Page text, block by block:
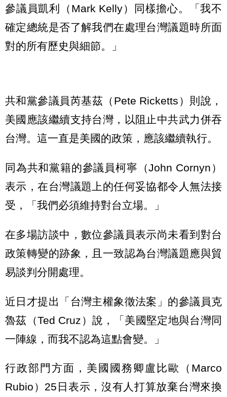
參議員凱利（Mark Kelly）同樣擔心。「我不
確定總統是否了解我們在處理台灣議題時所面
對的所有歷史與細節。」
共和黨參議員芮基茲（Pete Ricketts）則說，
美國應該繼續支持台灣，以阻止中共武力併吞
台灣。這一直是美國的政策，應該繼續執行。
同為共和黨籍的參議員柯寧（John Cornyn）
表示，在台灣議題上的任何妥協都令人無法接
受，「我們必須維持對台立場。」
在多場訪談中，數位參議員表示尚未看到對台
政策轉變的跡象，且一致認為台灣議題應與貿
易談判分開處理。
近日才提出「台灣主權象徵法案」的參議員克
魯茲（Ted Cruz）說，「美國堅定地與台灣同
一陣線，而我不認為這點會變。」
行政部門方面，美國國務卿盧比歐（Marco
Rubio）25日表示，沒有人打算放棄台灣來換